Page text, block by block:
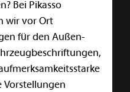
Bei Pikasso
wir vor Ort
für den Außen-
Vorstellungen